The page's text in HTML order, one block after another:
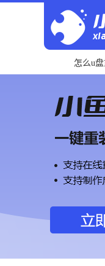
怎么u